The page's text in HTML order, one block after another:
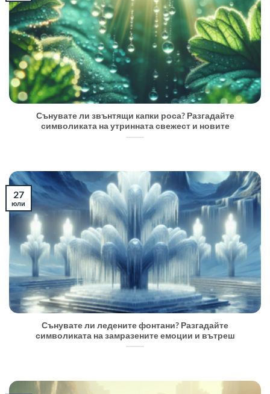
Сънувате ли звънтящи капки роса? Разгадайте
символиката на утринната свежест и новите
Сънувате ли ледените фонтани? Разгадайте
символиката на замразените емоции и вътреш
27
юли